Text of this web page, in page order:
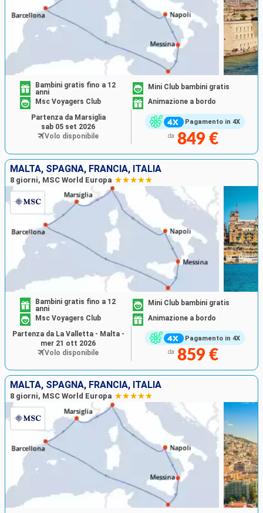
Pagamento in 4X
Bambini gratis fino a 12
anni
Mini Club bambini gratis
Msc Voyagers Club
Animazione a bordo
da 849 €
Partenza da Marsiglia
sab 05 set 2026
Volo disponibile
MALTA, SPAGNA, FRANCIA, ITALIA
8 giorni, MSC World Europa
Pagamento in 4X
Bambini gratis fino a 12
anni
Mini Club bambini gratis
Msc Voyagers Club
Animazione a bordo
da 859 €
Partenza da La Valletta - Malta -
mer 21 ott 2026
Volo disponibile
MALTA, SPAGNA, FRANCIA, ITALIA
8 giorni, MSC World Europa